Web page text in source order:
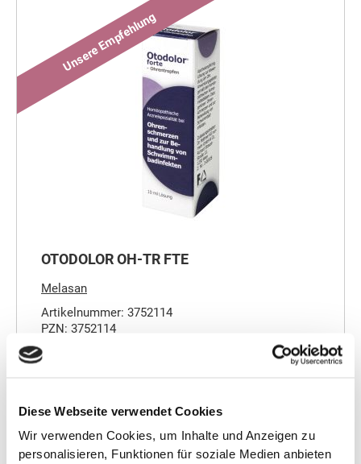
Diese Webseite verwendet Cookies
Wir verwenden Cookies, um Inhalte und Anzeigen zu
personalisieren, Funktionen für soziale Medien anbieten
OTODOLOR OH-TR FTE
Melasan
Artikelnummer: 3752114
PZN: 3752114
10ml | Ohrentropfen
Sofortlieferung möglich!
Gebrauchsinformation